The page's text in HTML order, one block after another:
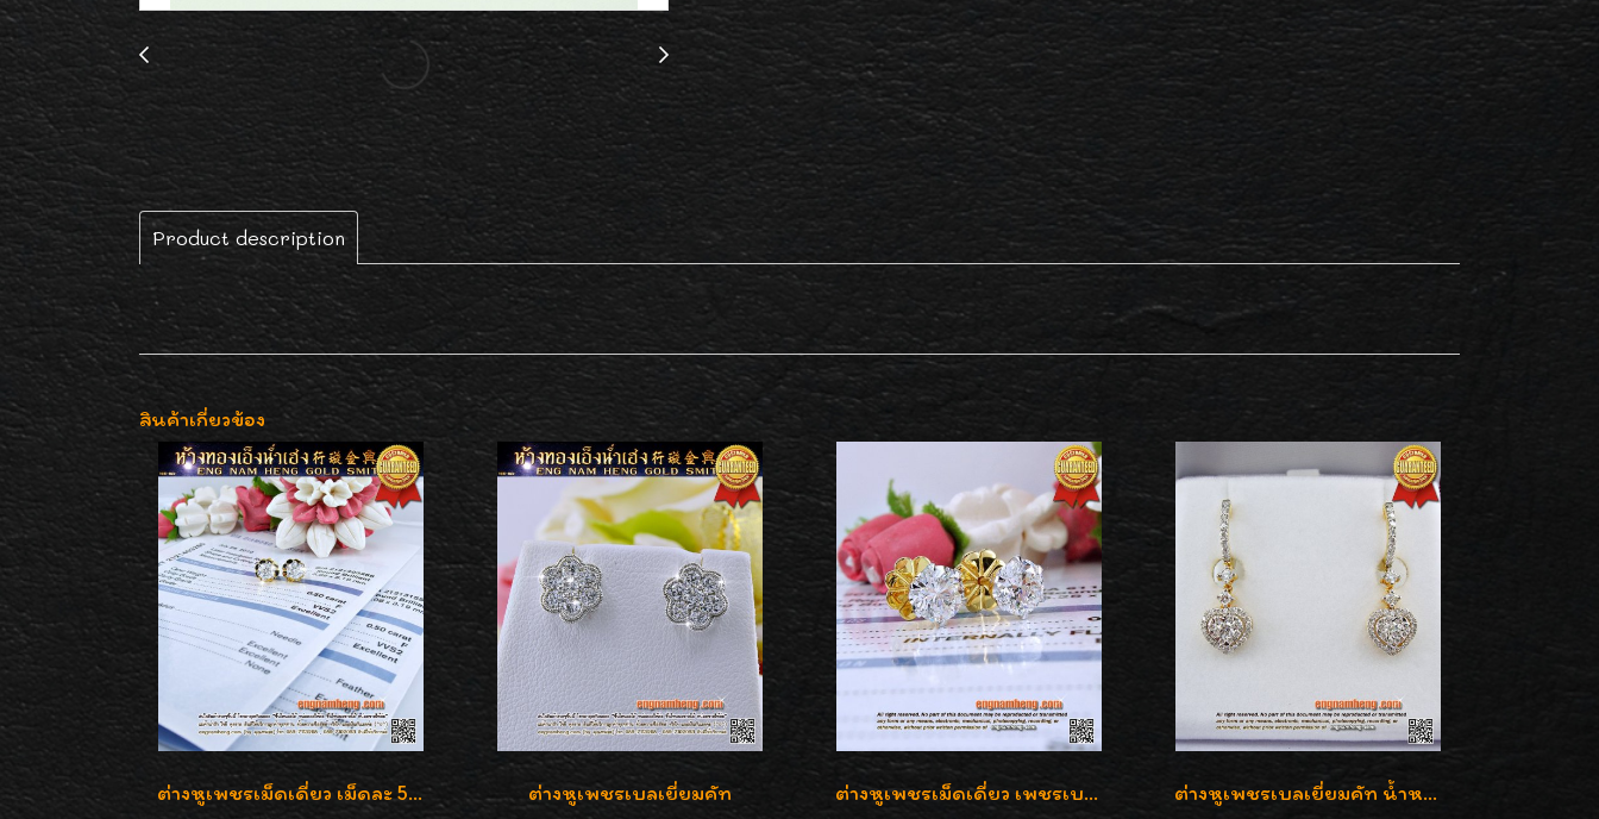
Product description
สินค้าเกี่ยวข้อง
ต่างหูเพชรเม็ดเดี่ยว เม็ดละ 50 สตางค์ คู่ละ 1 กะรัต เพชรเบลเยี่ยมคัท น้ำ 98 F-Color/ VVS2 / 3EX พร้อมใบเซอร์สถาบัน GIA มาตรฐานสากลค่ะ ต่างหูเพชรเบลเยี่ยมคัท ต่างหูเพชรเม็ดเดี่ยว เพชรเบลเยี่ยมคัท น้ำ 96 H-Color/IF & VVS2/3EX น้ำหนักเพชรรวม 1.83 กะรัต พร้อมใบเซอร์ LAB GIA & HRD เพชรสวยปิ๊ง ราคาขายส่งค่ะ ต่างหูเพชรเบลเยี่ยมคัท น้ำหนักเพชร 0.99 กะรัต ต่างหูห้อยตุ้งติ้งหัวใจสวยน่ารักใส่ได้ทุกวันค่ะ